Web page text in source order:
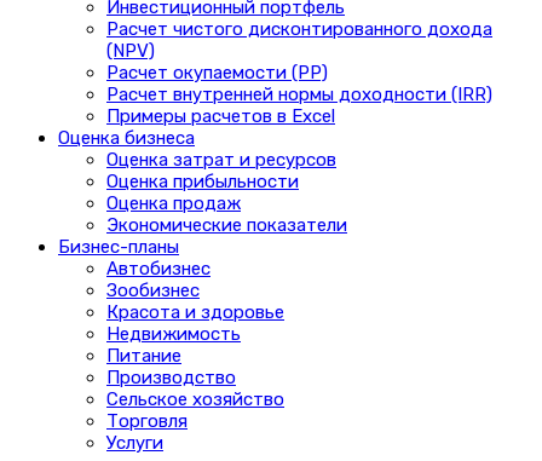
Инвестиционный портфель
Расчет чистого дисконтированного дохода
(NPV)
Расчет окупаемости (PP)
Расчет внутренней нормы доходности (IRR)
Примеры расчетов в Excel
Оценка бизнеса
Оценка затрат и ресурсов
Оценка прибыльности
Оценка продаж
Экономические показатели
Бизнес-планы
Автобизнес
Зообизнес
Красота и здоровье
Недвижимость
Питание
Производство
Сельское хозяйство
Торговля
Услуги